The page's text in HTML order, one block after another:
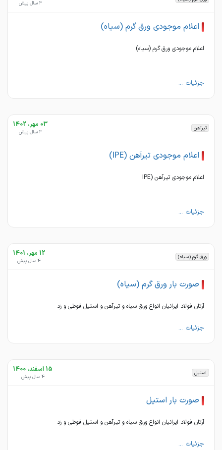
3 سال پیش
اعلام موجودی ورق گرم (سیاه)
اعلام موجودی ورق گرم (سیاه)
جزئیات ...
تیرآهن 03 مهر، 1402
3 سال پیش
اعلام موجودی تیرآهن (IPE)
اعلام موجودی تیرآهن (IPE
جزئیات ...
ورق گرم (سیاه) 12 مهر، 1401
4 سال پیش
صورت بار ورق گرم (سیاه)
آرتان فولاد ایرانیان انواع ورق سیاه و تیرآهن و استیل قوطی و زد
جزئیات ...
استیل 15 اسفند، 1400
4 سال پیش
صورت بار استیل
آرتان فولاد ایرانیان انواع ورق سیاه و تیرآهن و استیل قوطی و زد
جزئیات ...